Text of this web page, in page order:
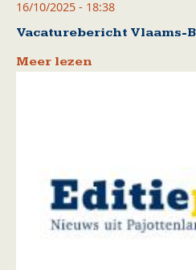
16/10/2025 - 18:38
Vacaturebericht Vlaams-
Meer lezen